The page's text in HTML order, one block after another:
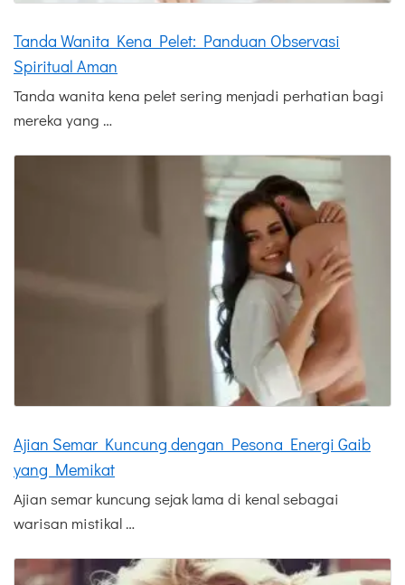
Tanda Wanita Kena Pelet: Panduan Observasi
Spiritual Aman
Tanda wanita kena pelet sering menjadi perhatian bagi
mereka yang …
Ajian Semar Kuncung dengan Pesona Energi Gaib
yang Memikat
Ajian semar kuncung sejak lama di kenal sebagai
warisan mistikal …